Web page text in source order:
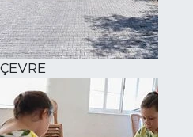
ÇEVRE